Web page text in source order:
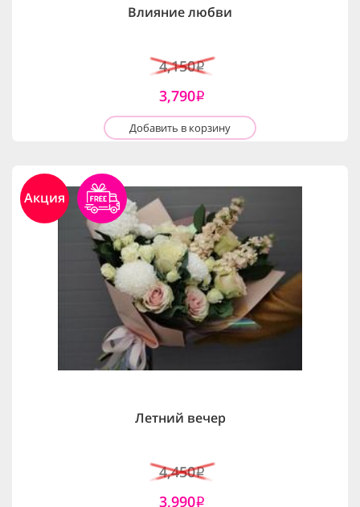
Влияние любви
4,150i
3,790i
Добавить в корзину
Акция
Летний вечер
4,450i
3,990i